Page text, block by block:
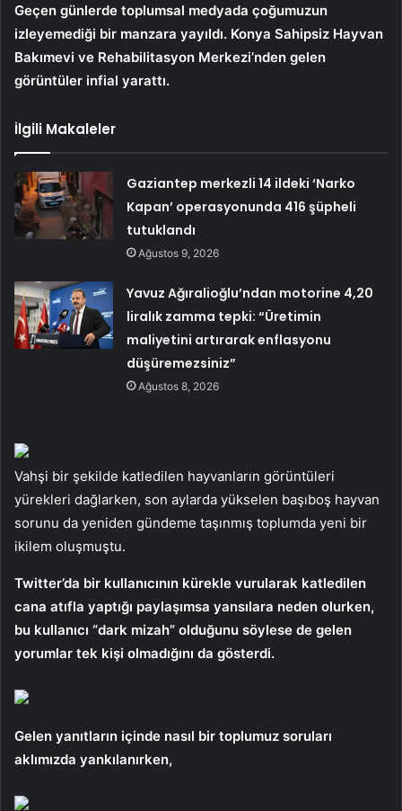
Geçen günlerde toplumsal medyada çoğumuzun
izleyemediği bir manzara yayıldı. Konya Sahipsiz Hayvan
Bakımevi ve Rehabilitasyon Merkezi’nden gelen
görüntüler infial yarattı.
İlgili Makaleler
Gaziantep merkezli 14 ildeki ‘Narko
Kapan’ operasyonunda 416 şüpheli
tutuklandı
Ağustos 9, 2026
Yavuz Ağıralioğlu’ndan motorine 4,20
liralık zamma tepki: “Üretimin
maliyetini artırarak enflasyonu
düşüremezsiniz”
Ağustos 8, 2026
Vahşi bir şekilde katledilen hayvanların görüntüleri
yürekleri dağlarken, son aylarda yükselen başıboş hayvan
sorunu da yeniden gündeme taşınmış toplumda yeni bir
ikilem oluşmuştu.
Twitter’da bir kullanıcının kürekle vurularak katledilen
cana atıfla yaptığı paylaşımsa yansılara neden olurken,
bu kullanıcı “dark mizah” olduğunu söylese de gelen
yorumlar tek kişi olmadığını da gösterdi.
Gelen yanıtların içinde nasıl bir toplumuz soruları
aklımızda yankılanırken,